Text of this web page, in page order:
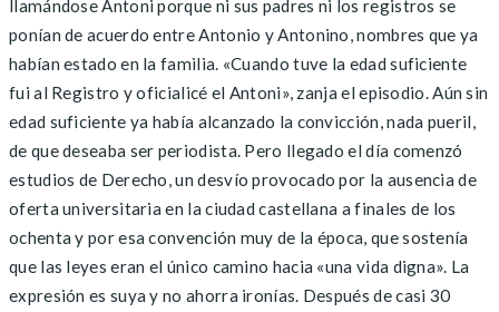
llamándose Antoni porque ni sus padres ni los registros se
ponían de acuerdo entre Antonio y Antonino, nombres que ya
habían estado en la familia. «Cuando tuve la edad suficiente
fui al Registro y oficialicé el Antoni», zanja el episodio. Aún sin
edad suficiente ya había alcanzado la convicción, nada pueril,
de que deseaba ser periodista. Pero llegado el día comenzó
estudios de Derecho, un desvío provocado por la ausencia de
oferta universitaria en la ciudad castellana a finales de los
ochenta y por esa convención muy de la época, que sostenía
que las leyes eran el único camino hacia «una vida digna». La
expresión es suya y no ahorra ironías. Después de casi 30